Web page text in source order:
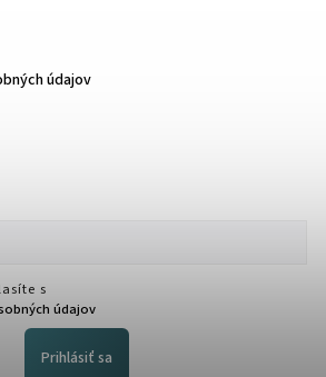
údajov
s
údajov
Prihlásiť sa